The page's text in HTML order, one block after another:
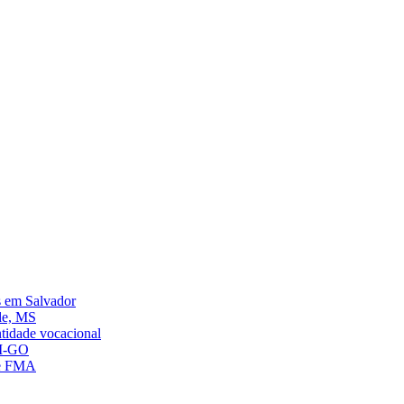
em Salvador
MS
vocacional
GO
FMA